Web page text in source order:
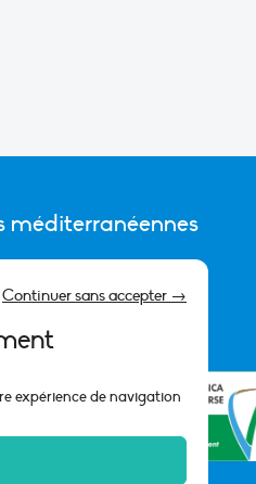
expérience de navigation
Continuer sans accepter →
méditerranéennes